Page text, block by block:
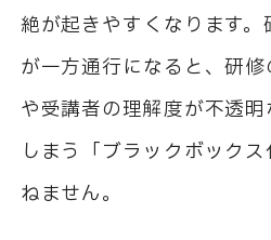
絶が起きやすくなります
が一方通行になると、研
や受講者の理解度が不透
しまう「ブラックボック
ねません。